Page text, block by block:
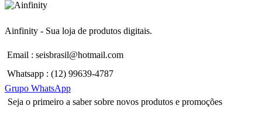
Ainfinity - Sua loja de produtos digitais.
Email : seisbrasil@hotmail.com
Whatsapp : (12) 99639-4787
Grupo WhatsApp
Seja o primeiro a saber sobre novos produtos e promoções